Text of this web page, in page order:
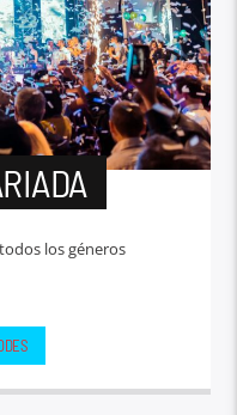
los géneros